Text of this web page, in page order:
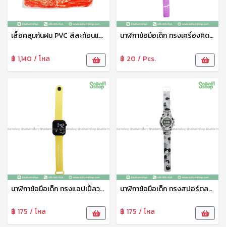
เสื้อคลุมกันฝน PVC สีสะท้อนแสง B-84006 Bigbee
฿ 1,140 / โหล
นาฬิกาข้อมือเด็ก ทรงเครื่องคิดเลข HY089-7 THY
฿ 20 / Pcs.
นาฬิกาข้อมือเด็ก ทรงแอปเปิ้ลวอช HY089-5 THY
฿ 175 / โหล
นาฬิกาข้อมือเด็ก ทรงสปอร์ตลายทหาร HY089-8 THY
฿ 175 / โหล